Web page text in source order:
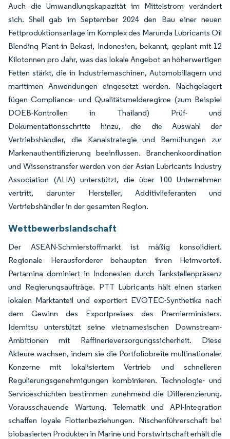
Auch die Umwandlungskapazität im Mittelstrom verändert
sich. Shell gab im September 2024 den Bau einer neuen
Fettproduktionsanlage im Komplex des Marunda Lubricants Oil
Blending Plant in Bekasi, Indonesien, bekannt, geplant mit 12
Kilotonnen pro Jahr, was das lokale Angebot an höherwertigen
Fetten stärkt, die in Industriemaschinen, Automobillagern und
maritimen Anwendungen eingesetzt werden. Nachgelagert
fügen Compliance- und Qualitätsmelderegime (zum Beispiel
DOEB-Kontrollen in Thailand) Prüf- und
Dokumentationsschritte hinzu, die die Auswahl der
Vertriebshändler, die Kanalstrategie und Bemühungen zur
Markenauthentifizierung beeinflussen. Branchenkoordination
und Wissenstransfer werden von der Asian Lubricants Industry
Association (ALIA) unterstützt, die über 100 Unternehmen
vertritt, darunter Hersteller, Additivlieferanten und
Vertriebshändler in der gesamten Region.
Wettbewerbslandschaft
Der ASEAN-Schmierstoffmarkt ist mäßig konsolidiert.
Regionale Herausforderer behaupten ihren Heimvorteil.
Pertamina dominiert in Indonesien durch Tankstellenpräsenz
und Regierungsaufträge. PTT Lubricants hält einen starken
lokalen Marktanteil und exportiert EVOTEC-Synthetika nach
dem Gewinn des Exportpreises des Premierministers.
Idemitsu unterstützt seine vietnamesischen Downstream-
Ambitionen mit Raffinerieversorgungssicherheit. Diese
Akteure wachsen, indem sie die Portfoliobreite multinationaler
Konzerne mit lokalisiertem Vertrieb und schnelleren
Regulierungsgenehmigungen kombinieren. Technologie- und
Serviceschichten bestimmen zunehmend die Differenzierung.
Vorausschauende Wartung, Telematik und API-Integration
schaffen loyale Flottenbeziehungen. Nischenführerschaft bei
biobasierten Produkten in Marine und Forstwirtschaft erhält die